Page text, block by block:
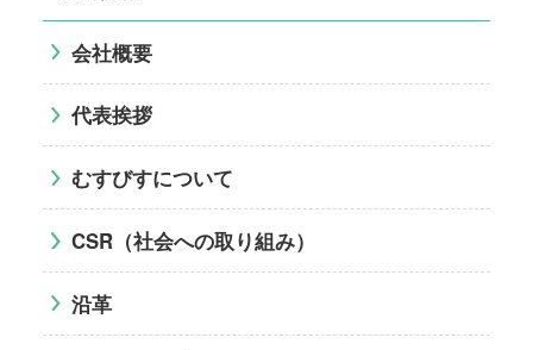
会社概要
代表挨拶
むすびすについて
CSR（社会への取り組み）
沿革